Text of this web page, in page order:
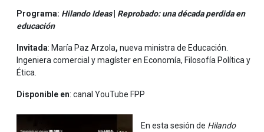
Programa: Hilando Ideas Reprobado: una década perdida en
educación
Invitada: María Paz Arzola, nueva ministra de Educación.
Ingeniera comercial y magíster en Economía, Filosofía Política y
Ética.
Disponible en: canal YouTube FPP
En esta sesión de Hilando